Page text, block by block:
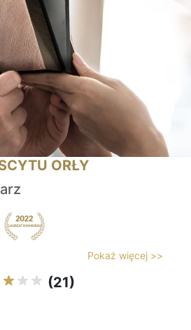
ORŁY
Pokaż więcej >>
(21)